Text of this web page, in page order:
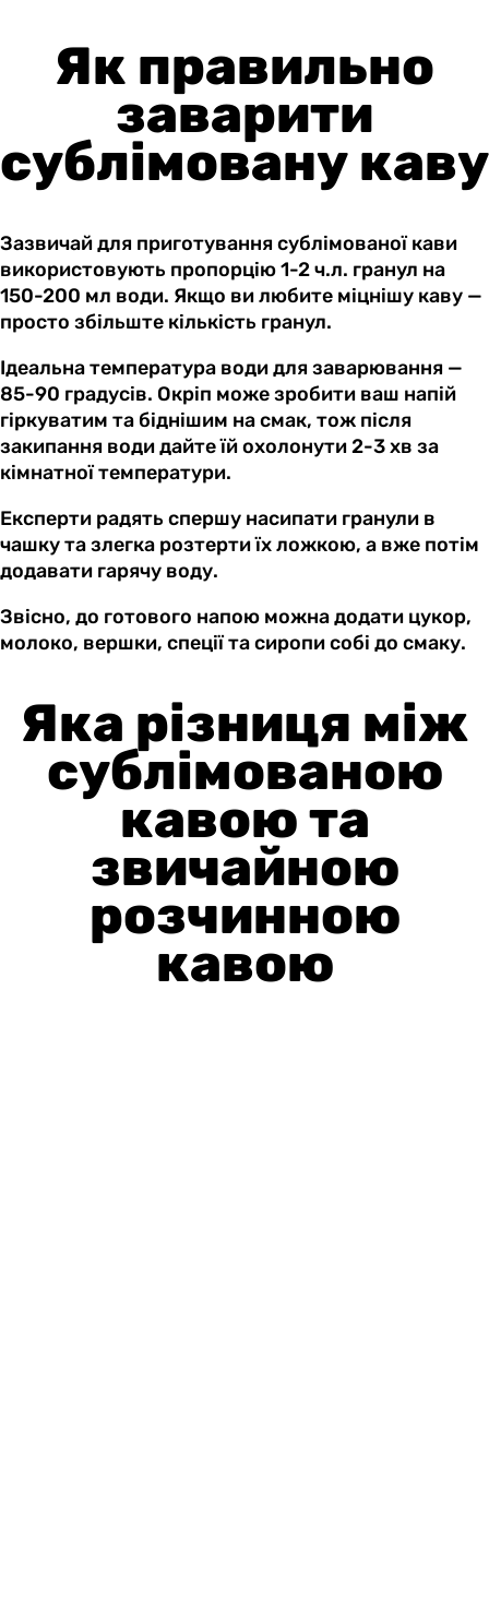
Як правильно
заварити
сублімовану каву
Зазвичай для приготування сублімованої кави
використовують пропорцію 1-2 ч.л. гранул на
150-200 мл води. Якщо ви любите міцнішу каву —
просто збільште кількість гранул.
Ідеальна температура води для заварювання —
85-90 градусів. Окріп може зробити ваш напій
гіркуватим та біднішим на смак, тож після
закипання води дайте їй охолонути 2-3 хв за
кімнатної температури.
Експерти радять спершу насипати гранули в
чашку та злегка розтерти їх ложкою, а вже потім
додавати гарячу воду.
Звісно, до готового напою можна додати цукор,
молоко, вершки, спеції та сиропи собі до смаку.
Яка різниця між
сублімованою
кавою та
звичайною
розчинною
кавою